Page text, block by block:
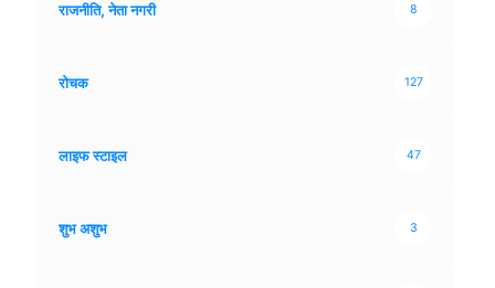
राजनीति, नेता नगरी 8
रोचक 127
लाइफ स्टाइल 47
शुभ अशुभ 3